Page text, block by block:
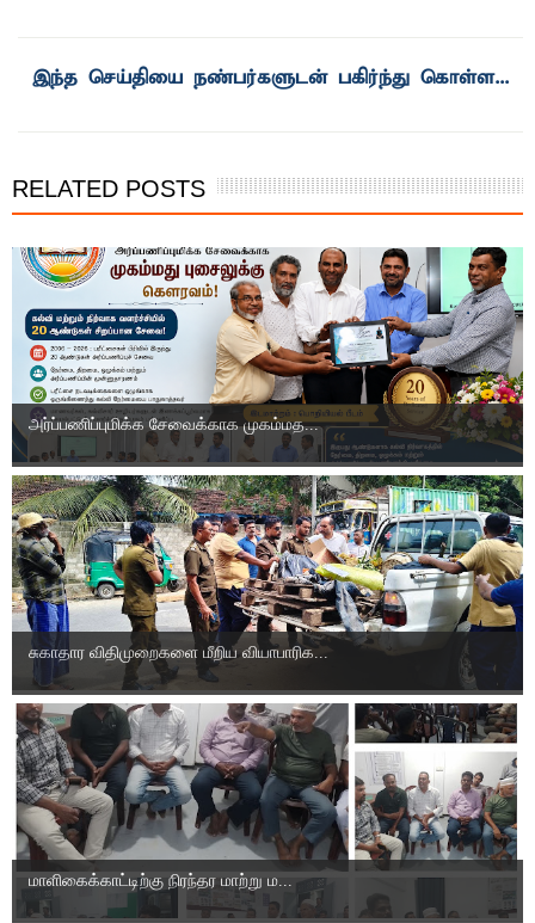
இந்த செய்தியை நண்பர்களுடன் பகிர்ந்து கொள்ள...
RELATED POSTS
அர்ப்பணிப்புமிக்க சேவைக்காக முகம்மத...
சுகாதார விதிமுறைகளை மீறிய வியாபாரிக...
மாளிகைக்காட்டிற்கு நிரந்தர மாற்று ம...